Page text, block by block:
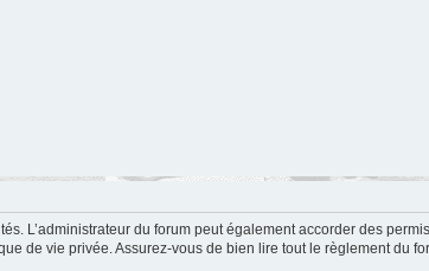
L’administrateur du forum peut également accorder des
de vie privée. Assurez-vous de bien lire tout le règlement du